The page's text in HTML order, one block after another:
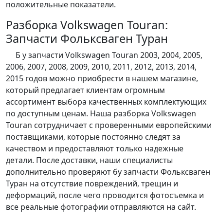
положительные показатели.
Разборка Volkswagen Touran:
Запчасти Фольксваген Туран
Б у запчасти Volkswagen Touran 2003, 2004, 2005,
2006, 2007, 2008, 2009, 2010, 2011, 2012, 2013, 2014,
2015 годов можно приобрести в нашем магазине,
который предлагает клиентам огромным
ассортимент выбора качественных комплектующих
по доступным ценам. Наша разборка Volkswagen
Touran сотрудничает с проверенными европейскими
поставщиками, которые постоянно следят за
качеством и предоставляют только надежные
детали. После доставки, наши специалисты
дополнительно проверяют бу запчасти Фольксваген
Туран на отсутствие повреждений, трещин и
деформаций, после чего проводится фотосъемка и
все реальные фотографии отправляются на сайт.